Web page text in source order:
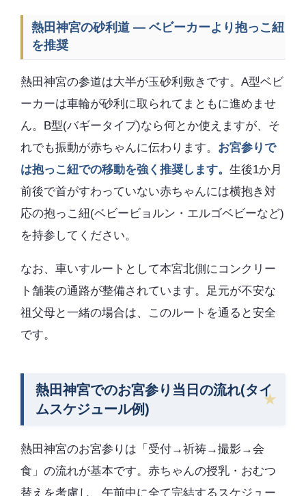
熱田神宮の砂利道 — ベビーカーより抱っこ紐
を推奨
熱田神宮の参道は大半が玉砂利敷きです。A型ベビ
ーカーは車輪が砂利に取られてまともに進めませ
ん。B型(バギータイプ)なら何とか使えますが、そ
れでも振動が赤ちゃんに伝わります。 お宮参りで
は抱っこ紐での移動を強く推奨します。 生後1か月
前後で首がすわっていない赤ちゃんには横抱き対
応の抱っこ紐(ベビービョルン・エルゴベビーなど)
を持参してください。
なお、車いすルートとして本宮北側にコンクリー
ト舗装の通路が整備されています。足元が不安な
祖父母と一緒の場合は、このルートを通ると安全
です。
熱田神宮でのお宮参り当日の流れ(タイ
ムスケジュール例)
熱田神宮のお宮参りは「受付→祈祷→撮影→会
食」の流れが基本です。赤ちゃんの授乳・おむつ
替えを考慮し、午前中に全て完結するスケジュー